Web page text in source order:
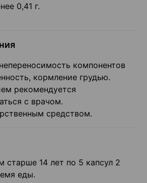
0,41 г.
компонентов
кормление грудью.
рекомендуется
с врачом.
средством.
старше 14 лет по 5 капсул 2
еды.